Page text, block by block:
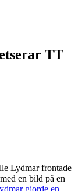
TT
Lydmar frontade
en bild på en
gjorde en